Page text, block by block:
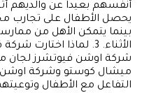
أنفسهم بعيداً عن والديهم
يحصل الأطفال على تجارب
بينما يتمكن الأهل من
الأثناء. 3. لماذا اختارت
شركة اوشن فيوتشرز لجان
ميشال كوستو وشركة
التفاعل مع الأطفال